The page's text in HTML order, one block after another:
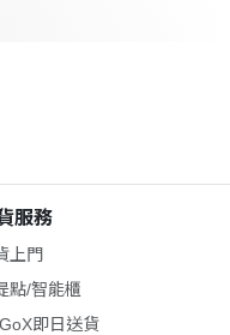
服務
上門
點/智能櫃
即日送貨